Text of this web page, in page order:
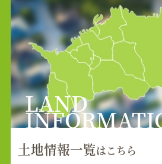
LAND
土地情報一覧はこちら